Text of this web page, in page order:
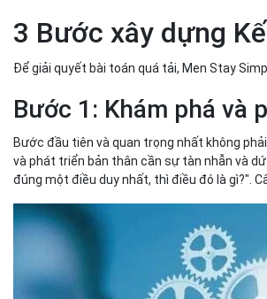
3 Bước xây dựng
Để giải quyết bài toán quá tải, Men Stay
Bước 1: Khám phá và
Bước đầu tiên và quan trọng nhất không
và phát triển bản thân cần sự tàn nhẫn và
đúng một điều duy nhất, thì điều đó là gì?".